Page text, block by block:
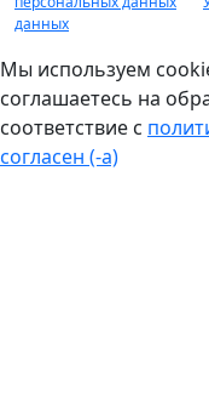
данных
Мы используем
соглашаетесь на
соответствие с
согласен (-а)